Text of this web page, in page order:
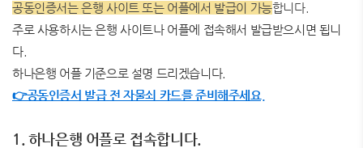
공동인증서는 은행 사이트 또는 어플에서 발급이 가능합니다.
주로 사용하시는 은행 사이트나 어플에 접속해서 발급받으시면 됩니
다.
하나은행 어플 기준으로 설명 드리겠습니다.
👉공동인증서 발급 전 자물쇠 카드를 준비해주세요.
1. 하나은행 어플로 접속합니다.